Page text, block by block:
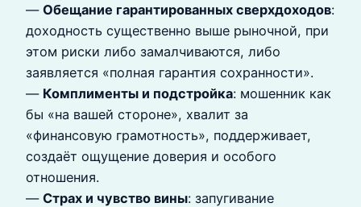
— Обещание гарантированных сверхдоходов:
доходность существенно выше рыночной, при
этом риски либо замалчиваются, либо
заявляется «полная гарантия сохранности».
— Комплименты и подстройка: мошенник как
бы «на вашей стороне», хвалит за
«финансовую грамотность», поддерживает,
создаёт ощущение доверия и особого
отношения.
— Страх и чувство вины: запугивание